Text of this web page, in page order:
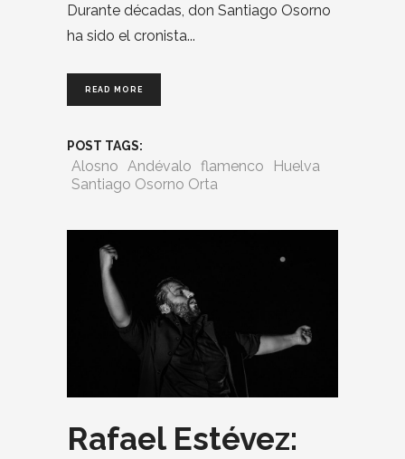
Durante décadas, don Santiago Osorno
ha sido el cronista
READ MORE
POST TAGS:
Alosno Andévalo flamenco
Huelva
Santiago Osorno Orta
Rafael Estévez: